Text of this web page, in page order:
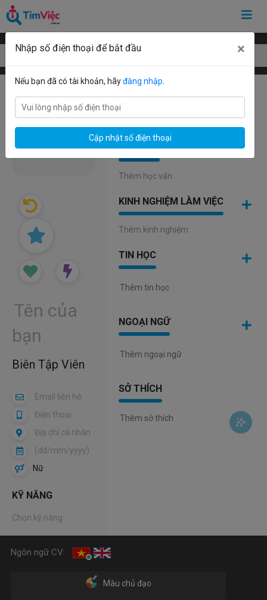
Mẫu CV Biên Tập Viên
Biên Tập Viên
Nữ
KỸ NĂNG
MỤC TIÊU NGHỀ NGHIỆP
HỌC VẤN
Thêm học vấn
KINH NGHIỆM LÀM VIỆC
Thêm kinh nghiệm
TIN HỌC
NGOẠI NGỮ
SỞ THÍCH
Ngôn ngữ CV:
Màu chủ đạo
Nhập số điện thoại để bắt đầu ×
Nếu bạn đã có tài khoản, hãyđăng nhập
Cập nhật số điện thoại